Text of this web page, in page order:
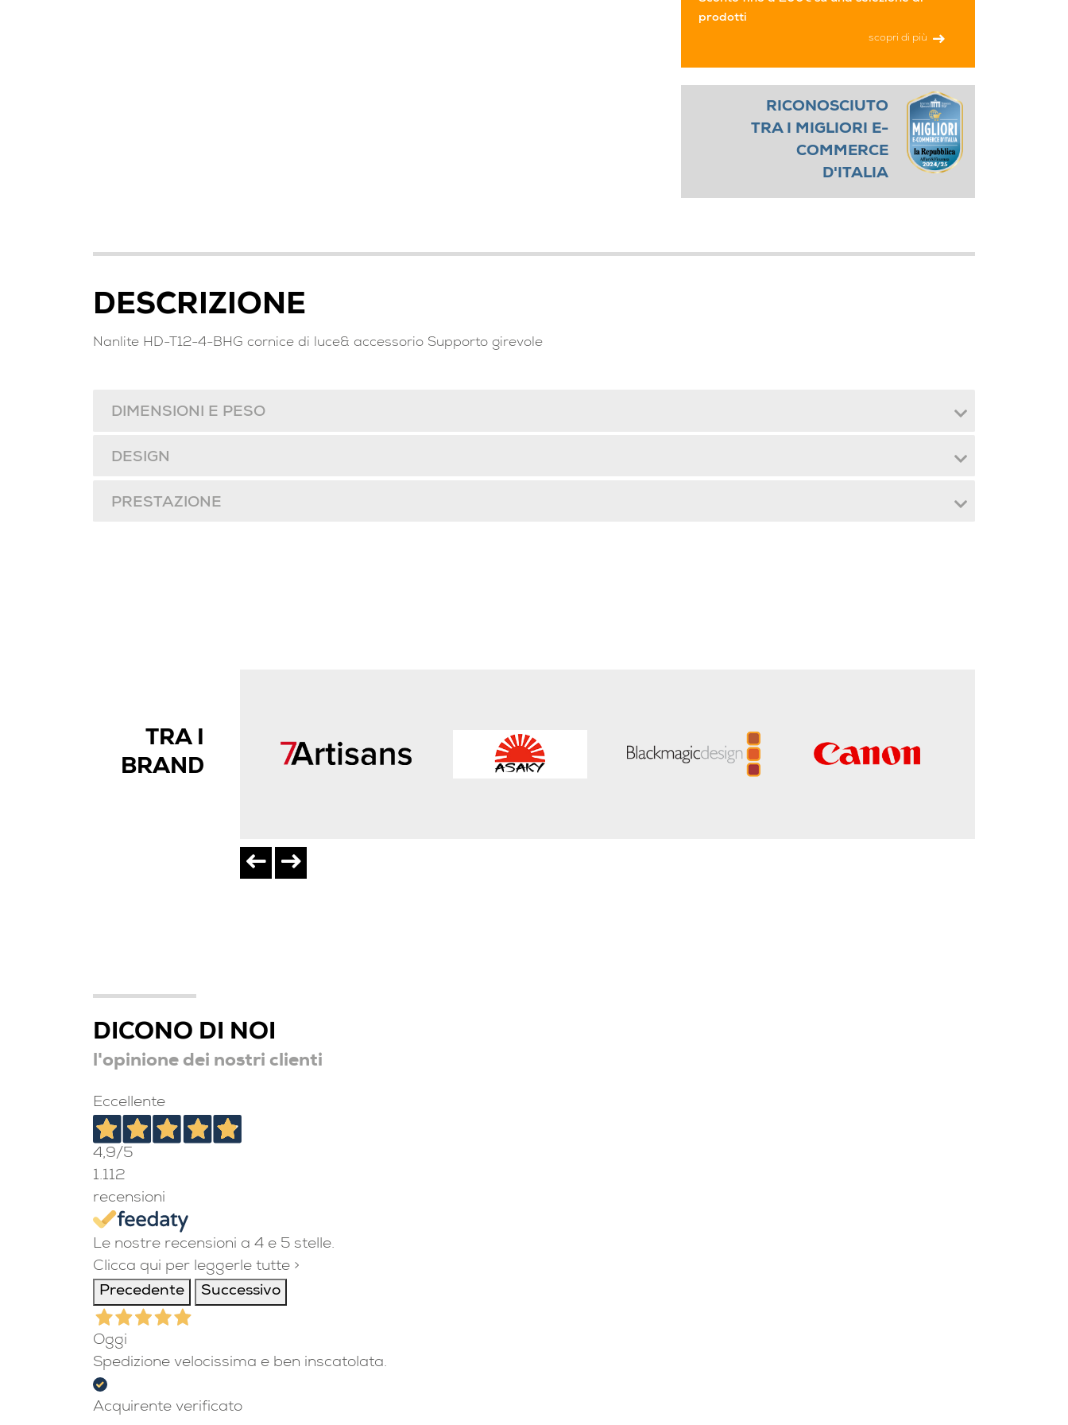
prodotti
scopri di più
RICONOSCIUTO
TRA I MIGLIORI E-
COMMERCE
D'ITALIA
DESCRIZIONE
Nanlite HD-T12-4-BHG cornice di luce& accessorio Supporto girevole
DIMENSIONI E PESO
DESIGN
PRESTAZIONE
TRA I
BRAND
DICONO DI NOI
l'opinione dei nostri clienti
Eccellente
4,9/5
1.112
recensioni
Le nostre recensioni a 4 e 5 stelle.
Clicca qui per leggerle tutte >
Precedente
Successivo
Oggi
Spedizione velocissima e ben inscatolata.
Acquirente verificato